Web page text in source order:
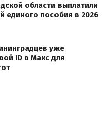
области выплатили
единого пособия в 2026
уже
ID в Макс для